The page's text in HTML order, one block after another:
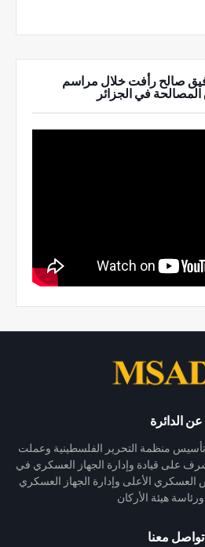
صالح رأفت خلال مراسم
المصالحة في الجزائر
عن الدائرة
منظمة التحرير الفلسطينية وعملت
على قيادة وإدارة الجهاز العسكري في
العسكري الأعلى وإدارة الجهاز العسكري
هيئة الأركان
تواصل معنا